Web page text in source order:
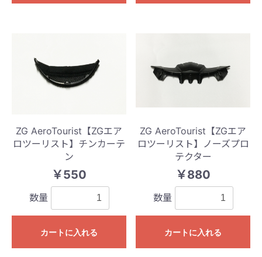
ZG AeroTourist【ZGエア
ロツーリスト】チンカーテ
ン
￥550
数量
カートに入れる
ZG AeroTourist【ZGエア
ロツーリスト】ノーズプロ
テクター
￥880
数量
カートに入れる